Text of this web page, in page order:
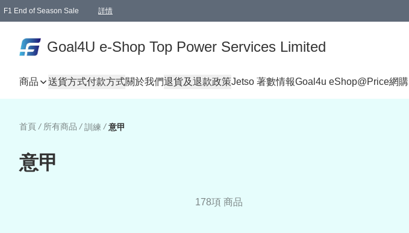
F1 End of Season Sale 詳情
Goal4U e-Shop Top Power Services Limited
商品 送貨方式付款方式關於我們退貨及退款政策Jetso 著數情報Goal4u eShop@Price網購
首頁 / 所有商品 / 訓練 / 意甲
意甲
178項 商品